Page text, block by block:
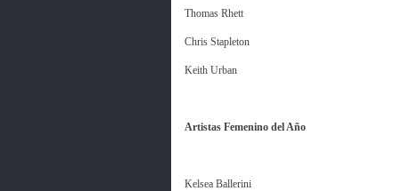
Thomas Rhett
Chris Stapleton
Keith Urban
Artistas Femenino del Año
Kelsea Ballerini